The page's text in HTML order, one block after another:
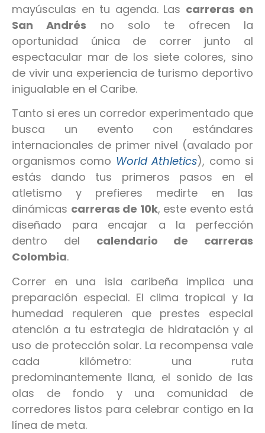
mayúsculas en tu agenda. Las carreras en
San Andrés no solo te ofrecen la
oportunidad única de correr junto al
espectacular mar de los siete colores, sino
de vivir una experiencia de turismo deportivo
inigualable en el Caribe.
Tanto si eres un corredor experimentado que
busca un evento con estándares
internacionales de primer nivel (avalado por
organismos como World Athletics), como si
estás dando tus primeros pasos en el
atletismo y prefieres medirte en las
dinámicas carreras de 10k, este evento está
diseñado para encajar a la perfección
dentro del calendario de carreras
Colombia.
Correr en una isla caribeña implica una
preparación especial. El clima tropical y la
humedad requieren que prestes especial
atención a tu estrategia de hidratación y al
uso de protección solar. La recompensa vale
cada kilómetro: una ruta
predominantemente llana, el sonido de las
olas de fondo y una comunidad de
corredores listos para celebrar contigo en la
línea de meta.